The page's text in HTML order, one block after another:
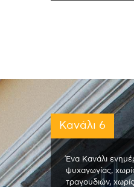
Κανάλι 6
Ένα Κανάλι
ψυχαγωγίας,
τραγουδιών,